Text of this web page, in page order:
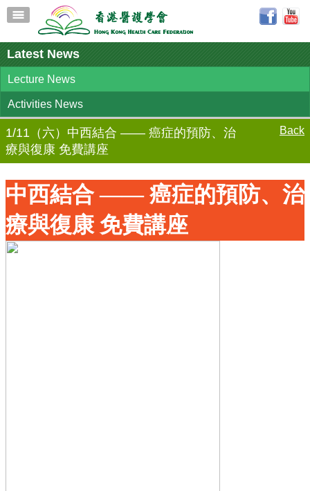
Latest News
Lecture News
Activities News
1/11（六）中西結合 —— 癌症的預防、治
療與復康 免費講座
Back
中西結合 —— 癌症的預防、治
療與復康 免費講座